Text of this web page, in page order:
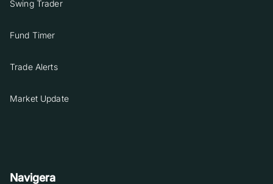
Swing Trader
Fund Timer
Trade Alerts
Market Update
Navigera